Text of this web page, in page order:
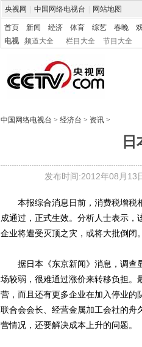
央视网 中国网络电视台 网站地图
首页 新闻 经济 体育 综艺 春晚
电视
频道大全 栏目大全 节目大全
中国网络电视台 > 经济台 > 资讯 >
发布时间:2012年08月13
本报综合消息日前，消费税增税
成通过，正式生效。分析人士表示
企业将遭受灭顶之灾，或将大批倒闭。
据日本《东京新闻》消息，调查
场较弱，很难通过涨价来转移负担。
营，而且还有更多企业在加入停业的
联合会会长、经营金属加工会社的舟
营情况，还要解决成本上升的问题。